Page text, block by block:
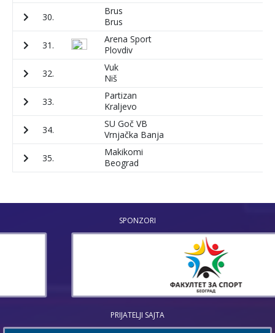
30.
Brus
Brus
31.
Arena Sport
Plovdiv
32.
Vuk
Niš
33.
Partizan
Kraljevo
34.
SU Goč VB
Vrnjačka Banja
35.
Makikomi
Beograd
SPONZORI
PRIJATELJI SAJTA